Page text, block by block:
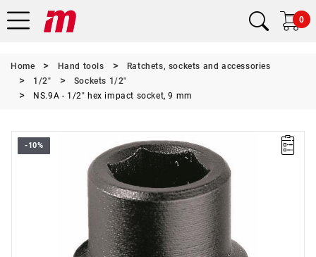
0
Home Hand tools
Ratchets, sockets and accessories
1/2"
Sockets 1/2"
NS.9A - 1/2" hex impact socket, 9 mm
-10%